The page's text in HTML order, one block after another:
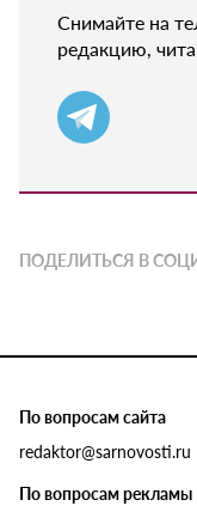
Снимайте на
редакцию,
ПОДЕЛИТЬСЯ В
По вопросам сайта
redaktor@sarnovosti.ru
По вопросам рекламы